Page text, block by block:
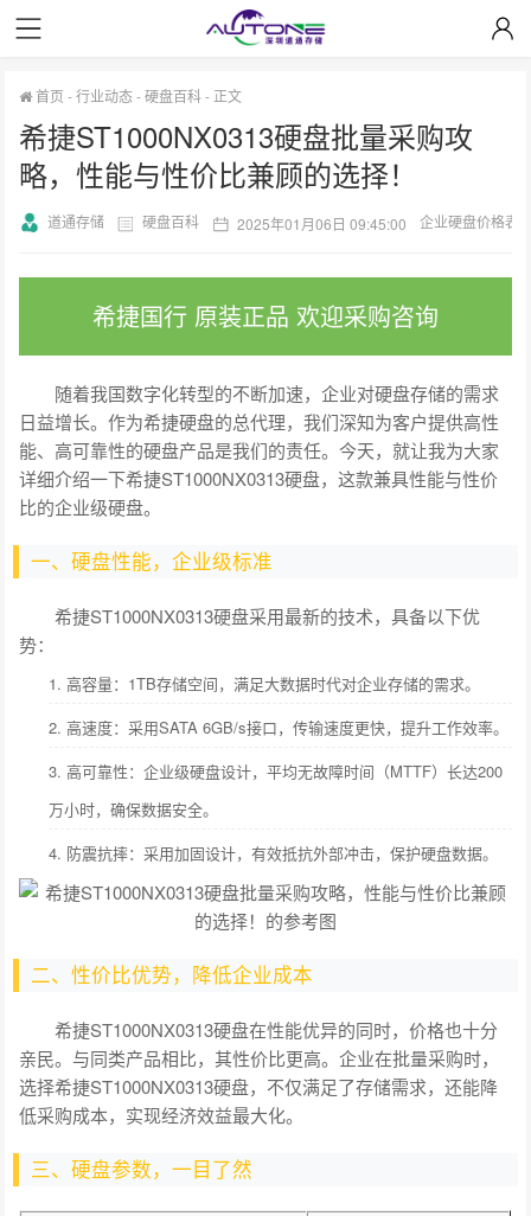
首页 -行业动态-硬盘百科- 正文
希捷ST1000NX0313硬盘批量采购攻
略，性能与性价比兼顾的选择！
道通存储 硬盘百科 2025年01月06日 09:45:00 企业硬盘价格表
希捷国行 原装正品 欢迎采购咨询
随着我国数字化转型的不断加速，企业对硬盘存储的需求
日益增长。作为希捷硬盘的总代理，我们深知为客户提供高性
能、高可靠性的硬盘产品是我们的责任。今天，就让我为大家
详细介绍一下希捷ST1000NX0313硬盘，这款兼具性能与性价
比的企业级硬盘。
一、硬盘性能，企业级标准
希捷ST1000NX0313硬盘采用最新的技术，具备以下优
势：
1. 高容量：1TB存储空间，满足大数据时代对企业存储的需求。
2. 高速度：采用SATA 6GB/s接口，传输速度更快，提升工作效率。
3. 高可靠性：企业级硬盘设计，平均无故障时间（MTTF）长达200
万小时，确保数据安全。
4. 防震抗摔：采用加固设计，有效抵抗外部冲击，保护硬盘数据。
二、性价比优势，降低企业成本
希捷ST1000NX0313硬盘在性能优异的同时，价格也十分
亲民。与同类产品相比，其性价比更高。企业在批量采购时，
选择希捷ST1000NX0313硬盘，不仅满足了存储需求，还能降
低采购成本，实现经济效益最大化。
三、硬盘参数，一目了然